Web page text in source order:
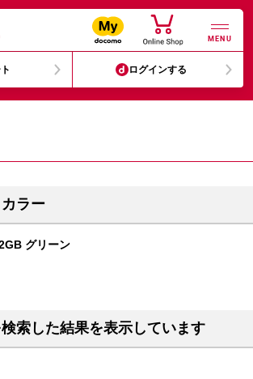
MENU
ログインする
ラー
グリーン
索した結果を表示しています